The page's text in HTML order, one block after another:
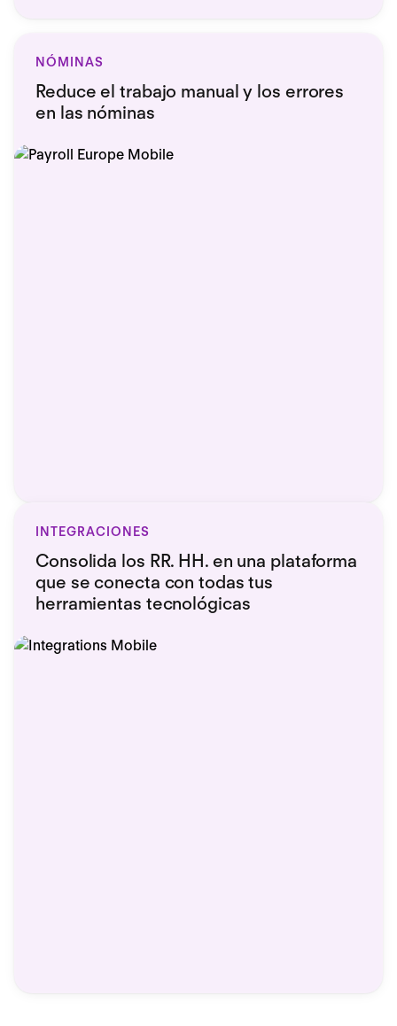
NÓMINAS
Reduce el trabajo manual y los errores
en las nóminas
INTEGRACIONES
Consolida los RR. HH. en una plataforma
que se conecta con todas tus
herramientas tecnológicas